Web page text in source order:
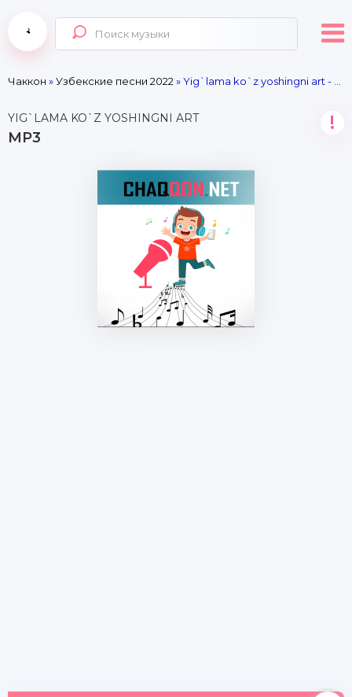
Чаккон »Узбекские песни 2022 » Yig`lama ko`z yoshingni art - mp3
YIG`LAMA KO`Z YOSHINGNI ART
MP3
!